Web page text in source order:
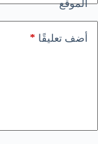
الموقع
أضف تعليقًا *